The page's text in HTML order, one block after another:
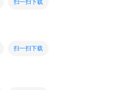
扫一扫下载
扫一扫下载